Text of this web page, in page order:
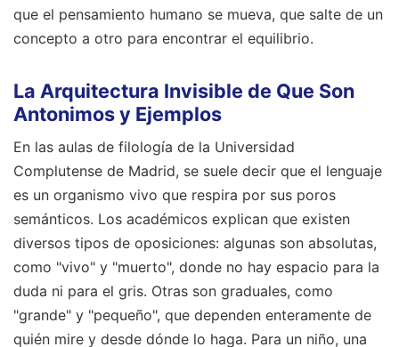
que el pensamiento humano se mueva, que salte de un
concepto a otro para encontrar el equilibrio.
La Arquitectura Invisible de Que Son
Antonimos y Ejemplos
En las aulas de filología de la Universidad
Complutense de Madrid, se suele decir que el lenguaje
es un organismo vivo que respira por sus poros
semánticos. Los académicos explican que existen
diversos tipos de oposiciones: algunas son absolutas,
como "vivo" y "muerto", donde no hay espacio para la
duda ni para el gris. Otras son graduales, como
"grande" y "pequeño", que dependen enteramente de
quién mire y desde dónde lo haga. Para un niño, una